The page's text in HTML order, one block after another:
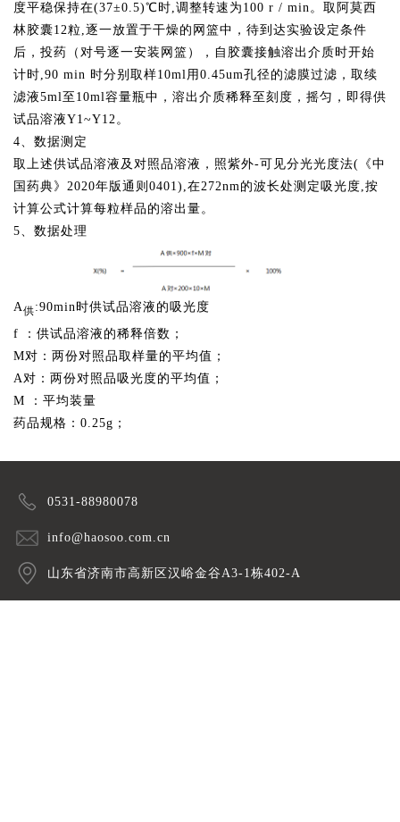
度平稳保持在(37±0.5)℃时,调整转速为100 r / min。取 阿莫西
林胶囊12粒,逐一放置于干燥的网篮中，待到达实验设定条件
后，投药（对号逐一安装网篮），自胶囊接触溶出介质时开始
计时,90 min 时分别取样10ml用0.45um孔径的滤膜过滤，取续
滤液5ml至10ml容量瓶中，溶出介质稀释至刻度，摇匀，即得供
试品溶液Y1~Y12。
4、数据测定
取上述供试品溶液及对照品溶液，照紫外-可见分光光度法(《中
国药典》2020年版通则0401),在272nm的波长处测定吸光度,按
计算公式计算每粒样品的溶出量。
5、数据处理
A供:90min时供试品溶液的吸光度
f ：供试品溶液的稀释倍数；
M对：两份对照品取样量的平均值；
A对：两份对照品吸光度的平均值；
M ：平均装量
药品规格：0.25g；
0531-88980078
info@haosoo.com.cn
山东省济南市高新区汉峪金谷A3-1栋402-A